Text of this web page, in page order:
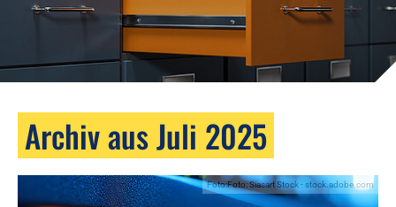
Archiv aus Juli 2025
Foto:Foto: Siasart Stock - stock.adobe.com